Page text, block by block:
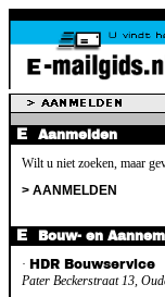
Aanmelden
Wilt u niet zoeken, maar
> AANMELDEN
Bouw- en
· HDR Bouwservice
Pater Beckerstraat 13,